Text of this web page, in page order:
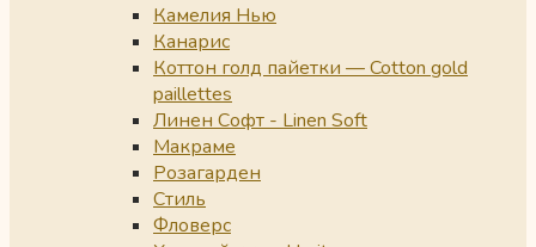
Камелия Нью
Канарис
Коттон голд пайетки — Cotton gold
paillettes
Линен Софт - Linen Soft
Макраме
Розагарден
Стиль
Фловерс